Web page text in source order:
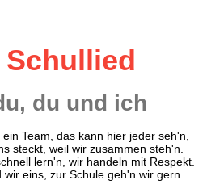
Schullied
du und ich
Team, das kann hier jeder seh'n,
steckt, weil wir zusammen steh'n.
lern'n, wir handeln mit Respekt.
eins, zur Schule geh'n wir gern.